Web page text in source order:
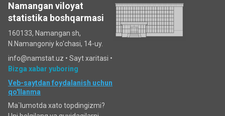
Namangan viloyat
statistika boshqarmasi
160133, Namangan sh,
N.Namangoniy ko'chasi, 14-uy.
info@namstat.uz • Sayt xaritasi •
Bizga xabar yuboring
Veb-saytdan foydalanish uchun
qo'llanma
Ma`lumotda xato topdingizmi?